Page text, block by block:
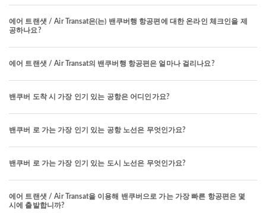
에어 트랜샛 / Air Transat은(는) 밴쿠버행 항공편에 대한 온라인 체크인을 제
공하나요?
에어 트랜샛 / Air Transat의 밴쿠버행 항공편은 얼마나 걸리나요?
밴쿠버 도착 시 가장 인기 있는 공항은 어디인가요?
밴쿠버 로 가는 가장 인기 있는 공항 노선은 무엇인가요?
밴쿠버 로 가는 가장 인기 있는 도시 노선은 무엇인가요?
에어 트랜샛 / Air Transat을 이용해 밴쿠버으로 가는 가장 빠른 항공편은 몇
시에 출발합니까?